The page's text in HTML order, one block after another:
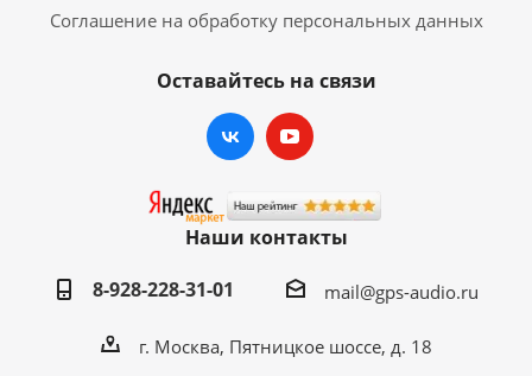
Соглашение на обработку персональных данных
Оставайтесь на связи
Наши контакты
8-928-228-31-01
mail@gps-audio.ru
г. Москва, Пятницкое шоссе, д. 18